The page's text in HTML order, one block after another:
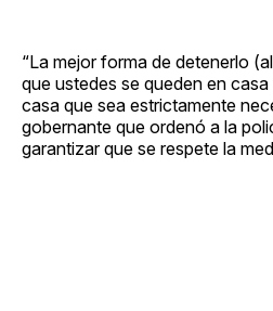
“La mejor forma de detenerlo
que ustedes se queden en
casa que sea estrictamente
gobernante que ordenó a la
garantizar que se respete la